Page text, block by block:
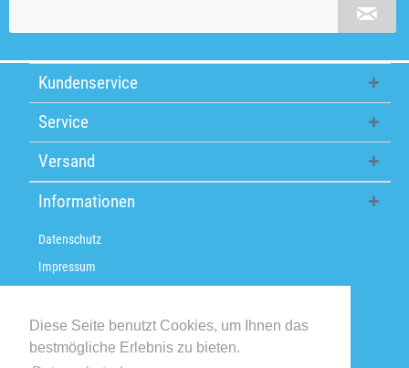
Diese Seite benutzt Cookies, um Ihnen das
bestmögliche Erlebnis zu bieten.
Kundenservice
Service
Informationen
Datenschutz
Impressum
Versandkosten / Lieferzeiten
Widerrufsbelehrung
Versand